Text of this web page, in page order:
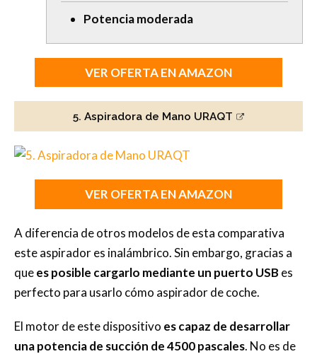
Potencia moderada
VER OFERTA EN AMAZON
5. Aspiradora de Mano URAQT
VER OFERTA EN AMAZON
A diferencia de otros modelos de esta comparativa
este aspirador es inalámbrico. Sin embargo, gracias a
quees posible cargarlo mediante un puerto USB es
perfecto para usarlo cómo aspirador de coche.
El motor de este dispositivo es capaz de desarrollar
una potencia de succión de 4500 pascales. No es de